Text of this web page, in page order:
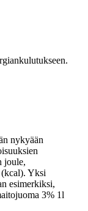
nykyään
joule,
Yksi
esimerkiksi,
3% 1l